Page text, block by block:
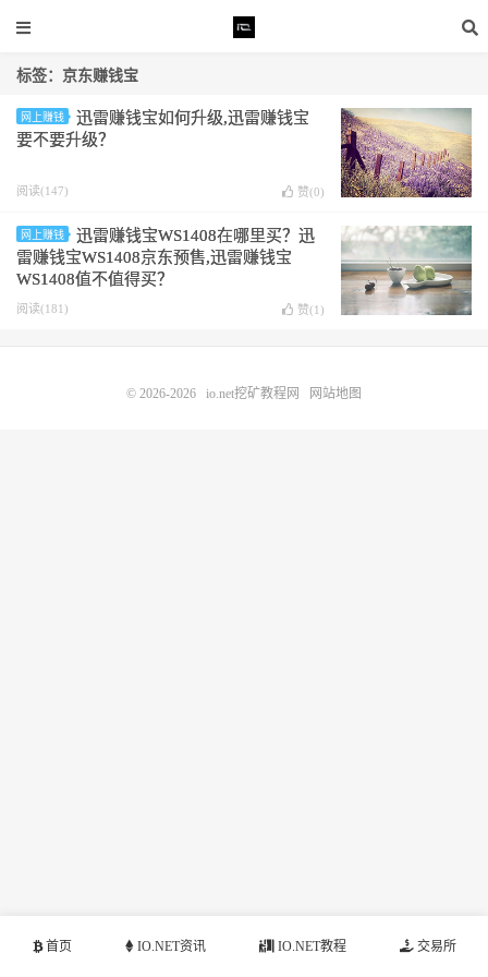
标签：京东赚钱宝
网上赚钱
迅雷赚钱宝如何升级,迅雷赚钱宝
要不要升级？
阅读(147) 赞(0)
网上赚钱
迅雷赚钱宝WS1408在哪里买？迅
雷赚钱宝WS1408京东预售,迅雷赚钱宝
WS1408值不值得买？
阅读(181) 赞(1 )
首页 IO.NET资讯 IO.NET教程 交易所
© 2026-2026 io.net挖矿教程网 网站地图